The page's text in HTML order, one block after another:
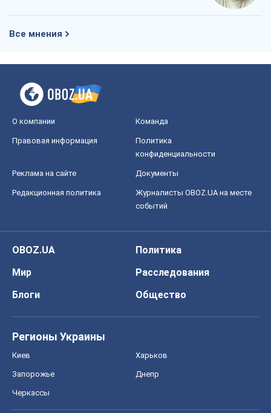
Все мнения
О компании Команда
Правовая информация
Политика
конфиденциальности
Реклама на сайте Документы
Редакционная политика
Журналисты OBOZ.UA на месте
событий
OBOZ.UA
Политика
Мир
Расследования
Блоги
Общество
Регионы Украины
Киев Харьков
Запорожье Днепр
Черкассы